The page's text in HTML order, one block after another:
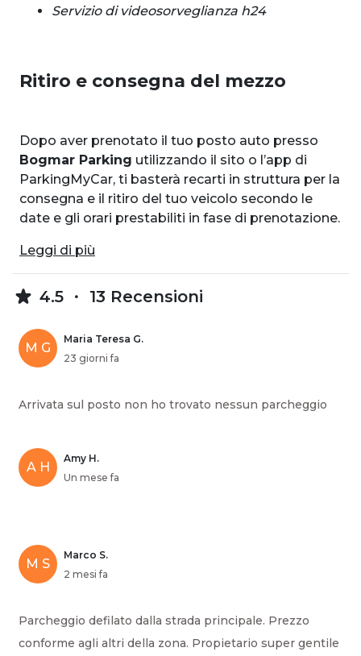
Servizio di videosorveglianza h24
Ritiro e consegna del mezzo
Dopo aver prenotato il tuo posto auto presso
Bogmar Parking utilizzando il sito o l’app di
ParkingMyCar, ti basterà recarti in struttura per la
consegna e il ritiro del tuo veicolo secondo le
date e gli orari prestabiliti in fase di prenotazione.
Leggi di più
4.5 13 Recensioni
M G
Maria Teresa G.
23 giorni fa
Arrivata sul posto non ho trovato nessun parcheggio
A H
Amy H.
Un mese fa
M S
Marco S.
2 mesi fa
Parcheggio defilato dalla strada principale. Prezzo
conforme agli altri della zona. Propietario super gentile